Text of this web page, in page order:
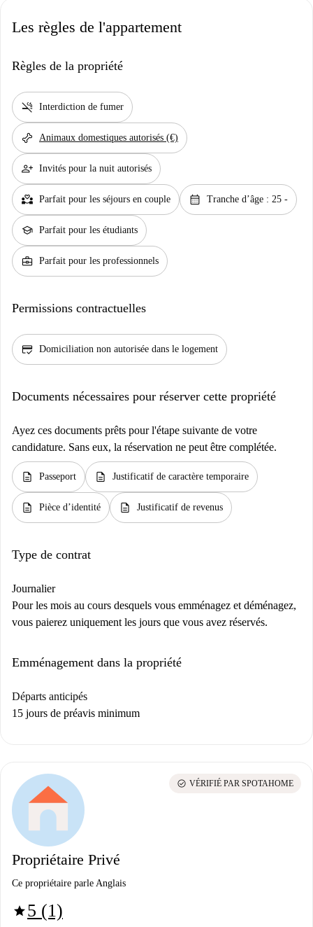
Les règles de l'appartement
Règles de la propriété
smoke_free Interdiction de fumer
pet_supplies Animaux domestiques autorisés (€)
person_add Invités pour la nuit autorisés
partner_heart Parfait pour les séjours en couple calendar_month Tranche d’âge : 25 -
school Parfait pour les étudiants
business_center Parfait pour les professionnels
Permissions contractuelles
credit_score Domiciliation non autorisée dans le logement
Documents nécessaires pour réserver cette propriété
Ayez ces documents prêts pour l'étape suivante de votre
candidature. Sans eux, la réservation ne peut être complétée.
description Passeport description Justificatif de caractère temporaire
description Pièce d’identité description Justificatif de revenus
Type de contrat
Journalier
Pour les mois au cours desquels vous emménagez et déménagez,
vous paierez uniquement les jours que vous avez réservés.
Emménagement dans la propriété
Départs anticipés
15 jours de préavis minimum
Propriétaire Privé
Ce propriétaire parle Anglais
star5 (1)
check_circle VÉRIFIÉ PAR SPOTAHOME